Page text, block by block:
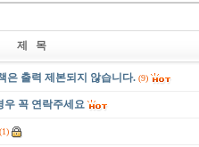
제 목
은 출력 제본되지 않습니다. (9)
우 꼭 연락주세요
(1)